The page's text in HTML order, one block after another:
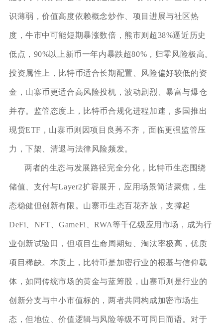
识薄弱，价值高度依赖概念炒作、项目进展与社区热
度，牛市中可能短期暴涨数倍，熊市则超38%逼近历史
低点，90%以上新币一年内暴跌超80%，归零风险极高。
投资属性上，比特币适合长期配置、风险偏好较低的资
金，山寨币更适合高风险投机，波动剧烈、暴富与爆仓
并存。监管态度上，比特币合规化进程加速，多国推出
现货ETF，山寨币则因项目良莠不齐，面临更强监管压
力，下架、清退与法律风险频发。
两者的生态与发展路径完全分化，比特币生态围绕
储值、支付与Layer2扩容展开，应用场景简洁聚焦，生
态稳健但创新有限。山寨币生态百花齐放，支撑起
DeFi、NFT、GameFi、RWA等千亿级应用市场，成为行
业创新试验田，但项目生命周期短、淘汰率极高，优质
项目稀缺。本质上，比特币是加密行业的根基与信仰载
体，如同传统市场的黄金与蓝筹股，山寨币则是行业的
创新分支与中小市值标的，两者共同构成加密市场生
态，但地位、价值逻辑与风险等级不可同日而语。对于